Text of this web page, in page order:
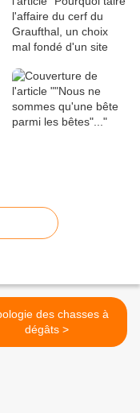
des chasses à
dégâts >